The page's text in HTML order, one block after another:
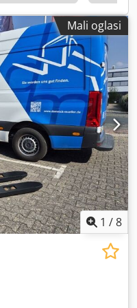
ISO klasa: ISO klasa 4 =
Mjenjač: Konverter
stanje: Novo
gume veličina:
- 100% Stražnje gume
7.00x12-14
pomak vilica, uređaj
4. ventil, radno
grijanje, zaštitna
kabina, puni slobodni
svjetlo, brisač stakla,
za ruke s mini ručicom –
smjera vožnje u
Mali oglasi
1 /8